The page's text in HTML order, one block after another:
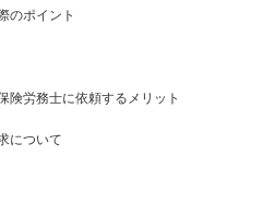
のポイント
険労務士に依頼するメリット
について